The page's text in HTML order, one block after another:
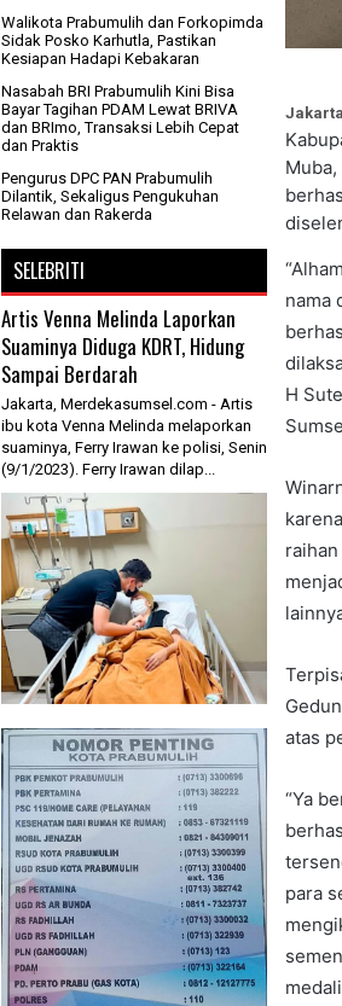
Jakarta
nama
H
atas
“Ya
para
Walikota Prabumulih dan Forkopimda
Sidak Posko Karhutla, Pastikan
Kesiapan Hadapi Kebakaran
Nasabah BRI Prabumulih Kini Bisa
Bayar Tagihan PDAM Lewat BRIVA
dan BRImo, Transaksi Lebih Cepat
dan Praktis
Pengurus DPC PAN Prabumulih
Dilantik, Sekaligus Pengukuhan
Relawan dan Rakerda
SELEBRITI
Artis Venna Melinda Laporkan
Suaminya Diduga KDRT, Hidung
Sampai Berdarah
Jakarta, Merdekasumsel.com - Artis
ibu kota Venna Melinda melaporkan
suaminya, Ferry Irawan ke polisi, Senin
(9/1/2023). Ferry Irawan dilap...